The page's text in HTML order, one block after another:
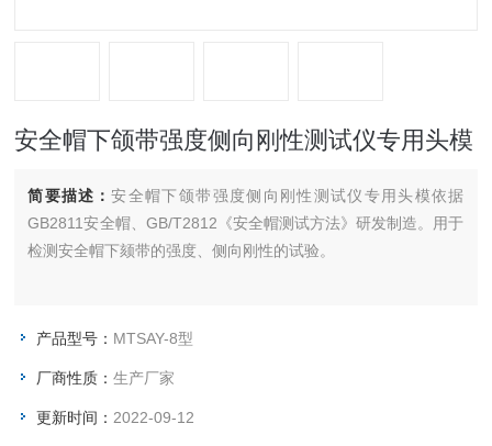
安全帽下颌带强度侧向刚性测试仪专用头模
简要描述：安全帽下颌带强度侧向刚性测试仪专用头模依据
GB2811安全帽、GB/T2812《安全帽测试方法》研发制造。用于
检测安全帽下颏带的强度、侧向刚性的试验。
产品型号： MTSAY-8型
厂商性质：生产厂家
更新时间： 2022-09-12